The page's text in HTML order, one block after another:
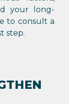
your long-
to consult a
step.